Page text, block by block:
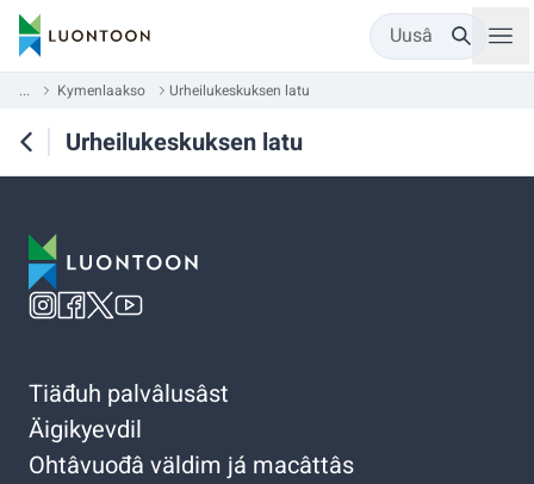
Uusâ
... Kymenlaakso Urheilukeskuksen latu
Urheilukeskuksen latu
Tiäđuh palvâlusâst
Äigikyevdil
Ohtâvuođâ väldim já macâttâs